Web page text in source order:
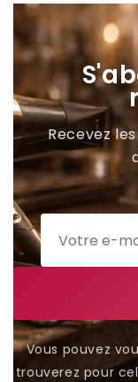
Recevez
Vous pouvez
trouverez pour